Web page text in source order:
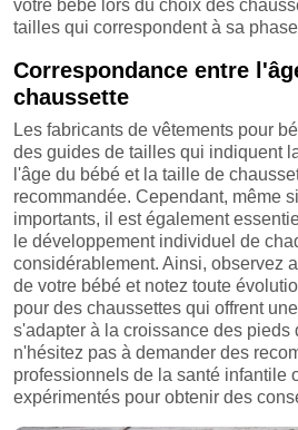
votre bébé lors du choix des
tailles qui correspondent à sa
Correspondance entre
chaussette
Les fabricants de vêtements pour
des guides de tailles qui indiquent
l'âge du bébé et la taille de
recommandée. Cependant, même
importants, il est également
le développement individuel de
considérablement. Ainsi, observez
de votre bébé et notez toute
pour des chaussettes qui offrent
s'adapter à la croissance des pieds
n'hésitez pas à demander des
professionnels de la santé infantile
expérimentés pour obtenir des